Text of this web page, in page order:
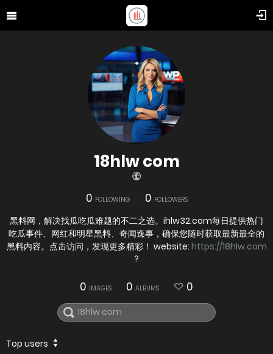
18hlw com
0 FOLLOWING 0 FOLLOWERS
黑料网，解决找瓜吃瓜难题的不二之选。ihlw32.com每日提供热门
吃瓜事件、网红和明星黑料、奇闻逸事，确保您随时获取最新最全的
黑料内容。点击访问，发现更多精彩！ website: https://18hlw.com
?
0 IMAGES 0 ALBUMS 0
Top users